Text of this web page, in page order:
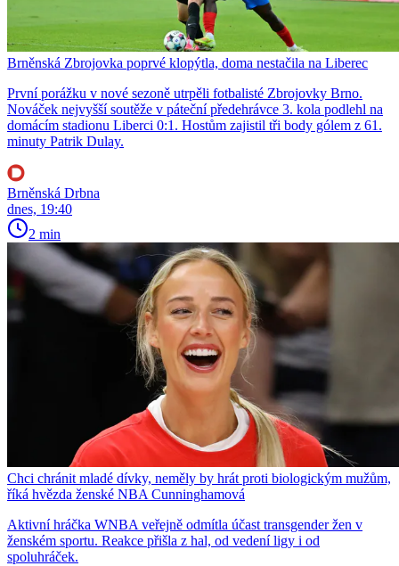
Brněnská Zbrojovka poprvé klopýtla, doma nestačila na Liberec
První porážku v nové sezoně utrpěli fotbalisté Zbrojovky Brno.
Nováček nejvyšší soutěže v páteční předehrávce 3. kola podlehl na
domácím stadionu Liberci 0:1. Hostům zajistil tři body gólem z 61.
minuty Patrik Dulay.
Brněnská Drbna
dnes, 19:40
2 min
Chci chránit mladé dívky, neměly by hrát proti biologickým mužům,
říká hvězda ženské NBA Cunninghamová
Aktivní hráčka WNBA veřejně odmítla účast transgender žen v
ženském sportu. Reakce přišla z hal, od vedení ligy i od
spoluhráček.